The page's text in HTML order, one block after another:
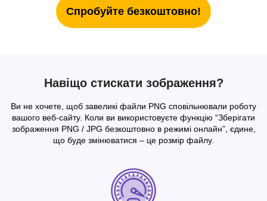
Спробуйте безкоштовно!
Навіщо стискати зображення?
Ви не хочете, щоб завеликі файли PNG сповільнювали роботу
вашого веб-сайту. Коли ви використовуєте функцію “Зберігати
зображення PNG / JPG безкоштовно в режимі онлайн”, єдине,
що буде змінюватися – це розмір файлу.